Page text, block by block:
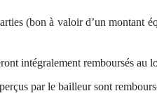
(bon à valoir d’un montant
intégralement remboursés au
par le bailleur sont